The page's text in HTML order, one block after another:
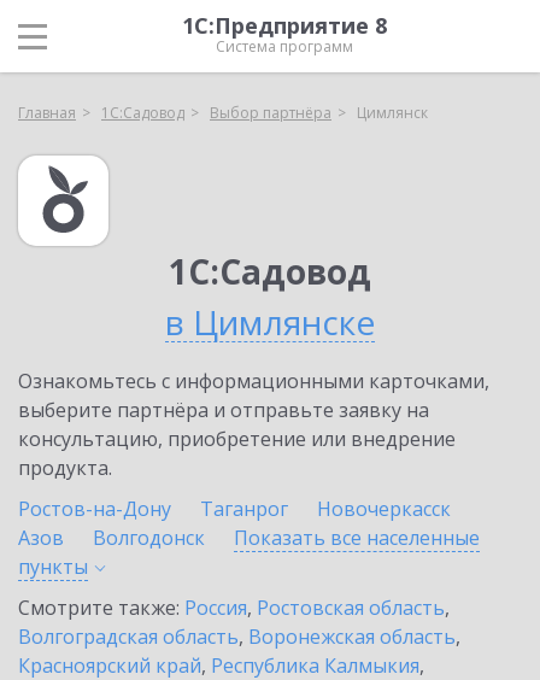
1С:Предприятие 8
Система программ
Главная 1С:Садовод Выбор партнёра Цимлянск
1С:Садовод
в Цимлянске
Ознакомьтесь с информационными карточками,
выберите партнёра и отправьте заявку на
консультацию, приобретение или внедрение
продукта.
Ростов-на-Дону
Таганрог
Новочеркасск
Азов
Волгодонск
Показать все населенные
пункты
Смотрите также: Россия, Ростовская область,
Волгоградская область, Воронежская область,
Красноярский край, Республика Калмыкия,